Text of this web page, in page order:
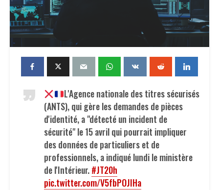
L'Agence nationale des titres sécurisés
(ANTS), qui gère les demandes de pièces
d'identité, a "détecté un incident de
sécurité" le 15 avril qui pourrait impliquer
des données de particuliers et de
professionnels, a indiqué lundi le ministère
de l'Intérieur.#JT20h
pic.twitter.com/V5fbPOJIHa